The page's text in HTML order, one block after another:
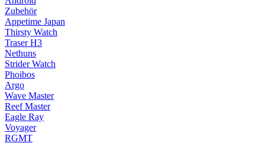
Zubehör
Appetime Japan
Thirsty Watch
Traser H3
Nethuns
Strider Watch
Phoibos
Argo
Wave Master
Reef Master
Eagle Ray
Voyager
RGMT